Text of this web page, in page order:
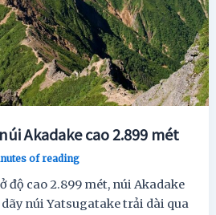
Akadake cao 2.899 mét
of reading
độ cao 2.899 mét, núi Akadake
núi Yatsugatake trải dài qua